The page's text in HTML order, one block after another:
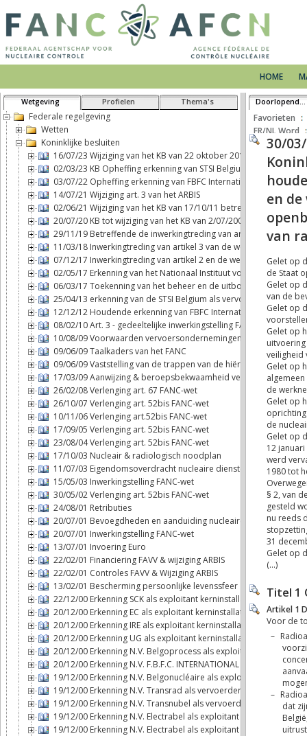
HOME
Wetgeving Profielen Thema's
Federale regelgeving
Wetten
Koninklijke besluiten
16/07/23 Wijziging van het KB van 22 oktober 2017 betreffende
02/03/23 KB Opheffing erkenning van STSI Belgium als
03/07/22 Opheffing erkenning van FBFC International als
14/07/21 Wijziging art. 3 van het ARBIS
02/06/21 Wijziging van het KB van 17/10/11 betreffende fysieke
20/07/20 KB tot wijziging van het KB van 2/07/2001 BSS
29/11/19 Betreffende de inwerkingtreding van artikel 2, b), van
11/03/18 Inwerkingtreding van artikel 3 van de wet van 7 mei
07/12/17 Inwerkingtreding van artikel 2 en de wettelijke
02/05/17 Erkenning van het Nationaal Instituut voor Radio-
06/03/17 Toekenning van het beheer en de uitbouw van een
25/04/13 erkenning van de STSI Belgium als vervoerder van
12/12/12 Houdende erkenning van FBFC International als
08/02/10 Art. 3 - gedeeltelijke inwerkingstelling FANC-wet
10/08/09 Voorwaarden vervoersondernemingen
09/06/09 Taalkaders van het FANC
09/06/09 Vaststelling van de trappen van de hiërarchie
17/03/09 Aanwijzing & beroepsbekwaamheid
26/02/08 Verlenging art. 67 FANC-wet
26/10/07 Verlenging art. 52bis FANC-wet
10/11/06 Verlenging art.52bis FANC-wet
17/09/05 Verlenging art. 52bis FANC-wet
23/08/04 Verlenging art. 52bis FANC-wet
17/10/03 Nucleair & radiologisch noodplan
11/07/03 Eigendomsoverdracht nucleaire diensten - FANC
15/05/03 Inwerkingstelling FANC-wet
30/05/02 Verlenging art. 52bis FANC-wet
24/08/01 Retributies
20/07/01 Bevoegdheden en aanduiding nucleaire inspecteurs
20/07/01 Inwerkingstelling FANC-wet
13/07/01 Invoering Euro
22/02/01 Financiering FAVV & wijziging ARBIS
22/02/01 Controles FAVV & Wijziging ARBIS
13/02/01 Bescherming persoonlijke levenssfeer
22/12/00 Erkenning SCK als exploitant kerninstallatie
20/12/00 Erkenning EC als exploitant kerninstallatie
20/12/00 Erkenning IRE als exploitant kerninstallatie
20/12/00 Erkenning UG als exploitant kerninstallatie
20/12/00 Erkenning N.V. Belgoprocess als exploitant
20/12/00 Erkenning N.V. F.B.F.C. INTERNATIONAL als exploitant
19/12/00 Erkenning N.V. Belgonucléaire als exploitant
19/12/00 Erkenning N.V. Transrad als vervoerder
19/12/00 Erkenning N.V. Transnubel als vervoerder
19/12/00 Erkenning N.V. Electrabel als exploitant kerninstallatie
19/12/00 Erkenning N.V. Electrabel als exploitant kerninstallatie
Doorlopende tekst
Favorieten
FR/NL Word